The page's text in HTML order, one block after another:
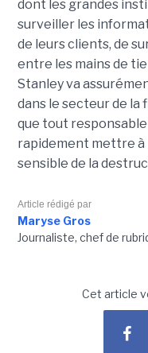
dont les grandes
surveiller les
de leurs clients, de
entre les mains de
Stanley va
dans le secteur de la
que tout
rapidement mettre à
sensible de la
Article rédigé par
Maryse Gros
Journaliste, chef de
Cet article